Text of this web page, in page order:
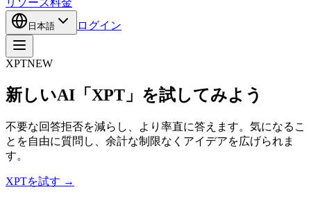
リソース料金
日本語 ログイン
XPTNEW
新しいAI「XPT」を試してみよう
不要な回答拒否を減らし、より率直に答えます。気になるこ
とを自由に質問し、余計な制限なくアイデアを広げられま
す。
XPTを試す →